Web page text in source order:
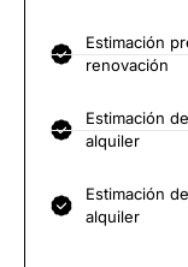
Estimación
renovación
Estimación
alquiler
Estimación
alquiler